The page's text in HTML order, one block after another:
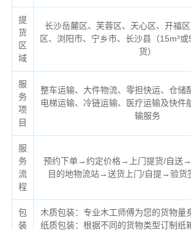
提
货
区
域
长沙岳麓区、芙蓉区、天心区、开福
区、浏阳市、宁乡市、长沙县（15m³
货）
服
务
项
目
整车运输、大件物流、零担快运、仓储
电梯运输、冷链运输、医疗运输及快件
输服务
服
务
流
程
预约下单→约定价格→上门提货/自送
目的地物流站→送货上门/自提→验货
包
装
木质包装：专业木工师傅为您的货物量
纸质包装：根据不同的货物类型订制纸